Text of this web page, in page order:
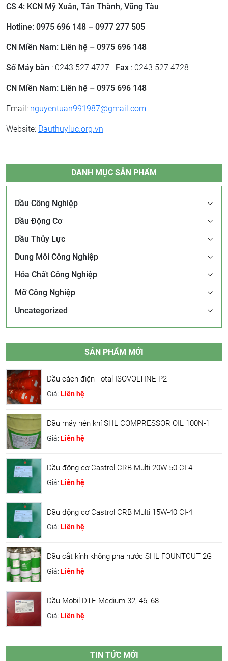
CS 4: KCN Mỹ Xuân, Tân Thành, Vũng Tàu
Hotline: 0975 696 148 – 0977 277 505
CN Miền Nam: Liên hệ – 0975 696 148
Số Máy bàn : 0243 527 4727 Fax : 0243 527 4728
CN Miền Nam: Liên hệ – 0975 696 148
Email: nguyentuan991987@gmail.com
Website: Dauthuyluc.org.vn
DANH MỤC SẢN PHẨM
Dầu Công Nghiệp
Dầu Động Cơ
Dầu Thủy Lực
Dung Môi Công Nghiệp
Hóa Chất Công Nghiệp
Mỡ Công Nghiệp
Uncategorized
SẢN PHẨM MỚI
Dầu cách điện Total ISOVOLTINE P2
Giá: Liên hệ
Dầu máy nén khí SHL COMPRESSOR OIL 100N-1
Giá: Liên hệ
Dầu động cơ Castrol CRB Multi 20W-50 CI-4
Giá: Liên hệ
Dầu động cơ Castrol CRB Multi 15W-40 CI-4
Giá: Liên hệ
Dầu cắt kính không pha nước SHL FOUNTCUT 2G
Giá: Liên hệ
Dầu Mobil DTE Medium 32, 46, 68
Giá: Liên hệ
TIN TỨC MỚI